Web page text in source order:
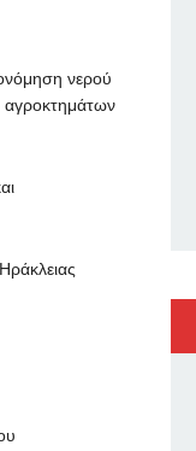
νερού
αγροκτημάτων